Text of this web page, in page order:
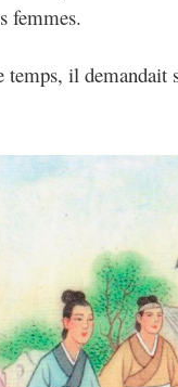
femmes.
temps, il demandait